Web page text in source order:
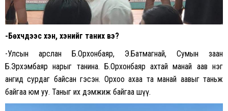
-Бөхчүүдээс хэн, хэнийг таних вэ?
-Улсын арслан Б.Орхонбаяр, Э.Батмагнай, Сумын заан
Б.Эрхэмбаяр нарыг танина. Б.Орхонбаяр ахтай манай аав нэг
ангид сурдаг байсан гэсэн. Орхоо ахаа та манай аавыг таньж
байгаа юм уу. Таныг их дэмжиж байгаа шүү.